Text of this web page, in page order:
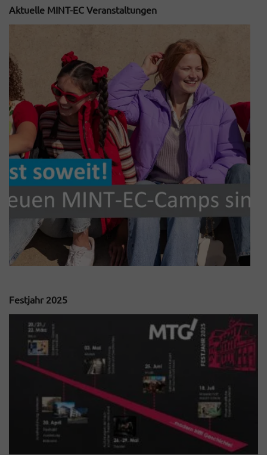
Aktuelle MINT-EC Veranstaltungen
Festjahr 2025